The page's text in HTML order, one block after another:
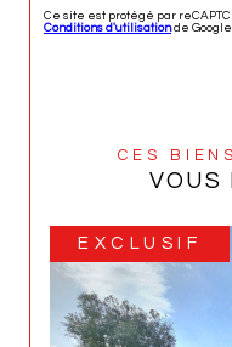
Ce site est protégé par
Conditions d'utilisationde
CES
VOUS
EXCLUSIF